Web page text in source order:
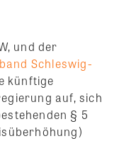
und der
Schleswig-
künftige
auf, sich
§ 5